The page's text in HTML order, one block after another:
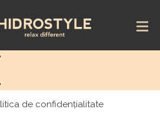
de confidențialitate